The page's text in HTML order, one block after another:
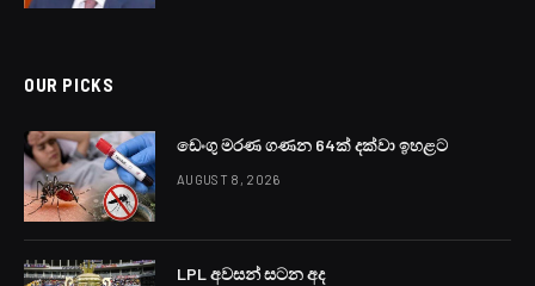
OUR PICKS
ඩෙංගු මරණ ගණන 64ක් දක්වා ඉහළට
AUGUST 8, 2026
LPL අවසන් සටන අද